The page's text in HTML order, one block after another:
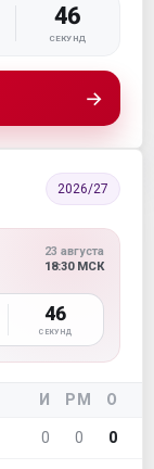
45
СЕКУНД
→
2026/27
23 августа
18:30 МСК
45
СЕКУНД
И РМ О
0 0 0